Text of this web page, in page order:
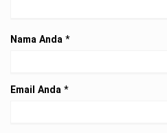
Nama Anda *
Email Anda *